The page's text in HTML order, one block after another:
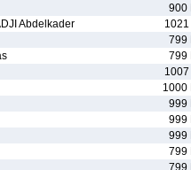
900
Abdelkader 1021
799
799
1007
1000
999
999
999
799
799